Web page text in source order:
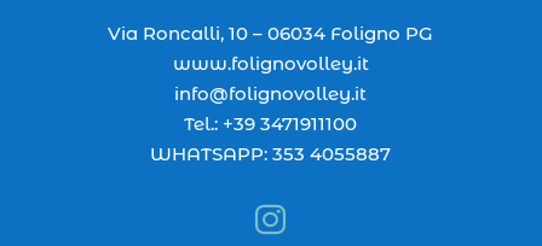
Via Roncalli, 10 – 06034 Foligno PG
www.folignovolley.it
info@folignovolley.it
Tel.: +39 3471911100
WHATSAPP: 353 4055887
